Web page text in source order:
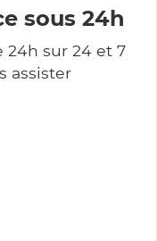
sous 24h
sur 24 et 7
assister